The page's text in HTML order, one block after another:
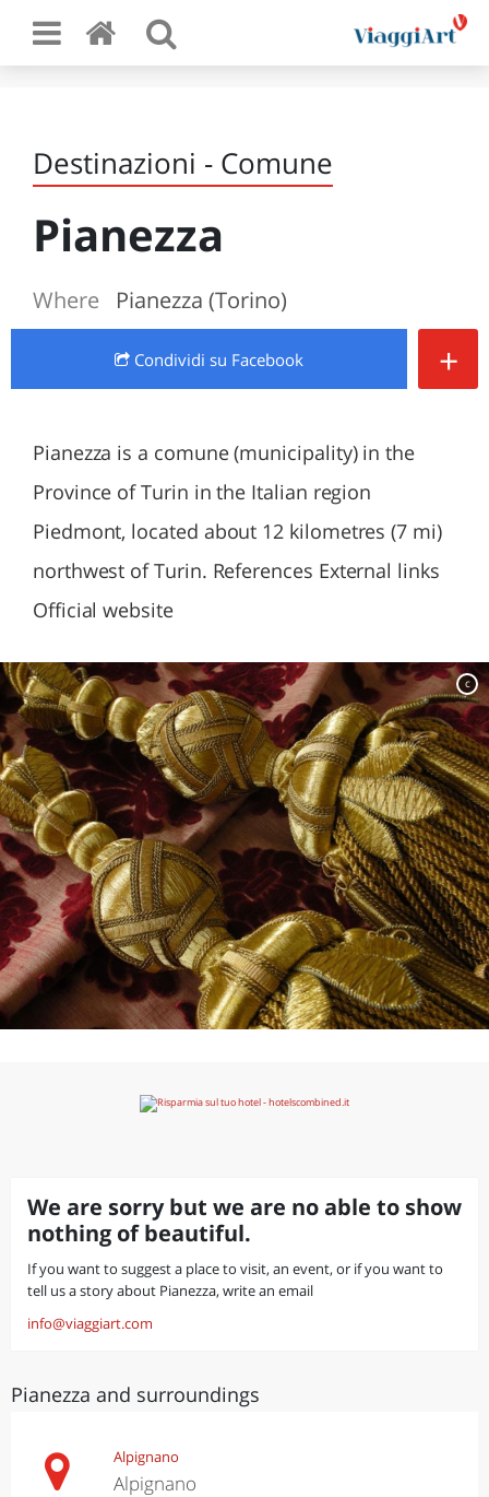
Destinazioni - Comune
Pianezza
Where Pianezza (Torino)
Condividi su Facebook +
Pianezza is a comune (municipality) in the
Province of Turin in the Italian region
Piedmont, located about 12 kilometres (7 mi)
northwest of Turin. References External links
Official website
c
We are sorry but we are no able to show
nothing of beautiful.
If you want to suggest a place to visit, an event, or if you want to
tell us a story about Pianezza, write an email
info@viaggiart.com
Pianezza and surroundings
Alpignano
Alpignano